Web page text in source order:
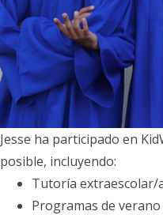
Jesse ha participado en
posible, incluyendo:
Tutoría extraescolar/
Programas de